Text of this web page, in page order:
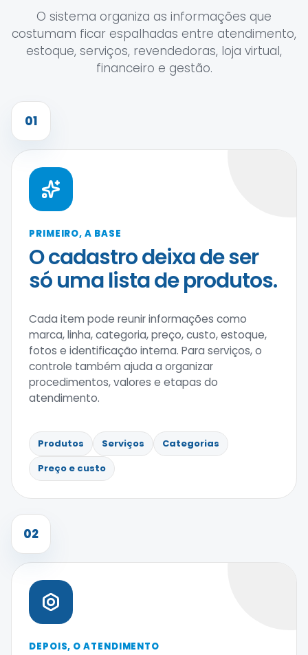
O sistema organiza as informações que
costumam ficar espalhadas entre atendimento,
estoque, serviços, revendedoras, loja virtual,
financeiro e gestão.
01
PRIMEIRO, A BASE
O cadastro deixa de ser
só uma lista de produtos.
Cada item pode reunir informações como
marca, linha, categoria, preço, custo, estoque,
fotos e identificação interna. Para serviços, o
controle também ajuda a organizar
procedimentos, valores e etapas do
atendimento.
Produtos Serviços
Categorias
Preço e custo
02
DEPOIS, O ATENDIMENTO